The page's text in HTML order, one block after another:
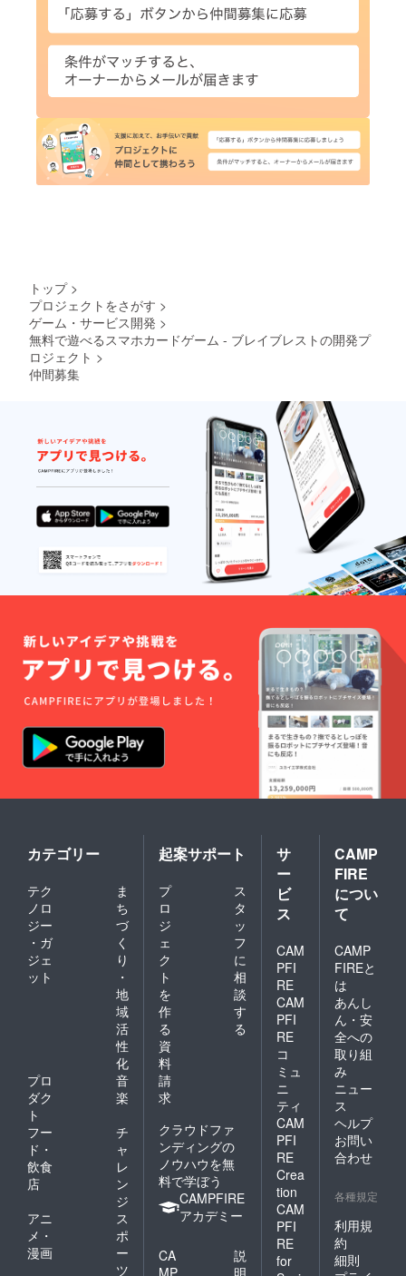
トップ >
プロジェクトをさがす >
ゲーム・サービス開発 >
無料で遊べるスマホカードゲーム - ブレイブレストの開発プ
ロジェクト >
仲間募集
カテゴリー
テク
ノロ
ジー
・ガ
ジェ
ット
ま
ち
づ
く
り
・
地
域
活
性
化
プロ
ダク
ト
音
楽
フー
ド・
飲食
店
チ
ャ
レ
ン
ジ
アニ
メ・
漫画
ス
ポ
ー
ツ
起案サポート
プ
ロ
ジ
ェ
ク
ト
を
作
る
ス
タ
ッ
フ
に
相
談
す
る
資
料
請
求
クラウドファ
ンディングの
ノウハウを無
料で学ぼう
CAMPFIRE
アカデミー
CA
MP
説
明
サ
ー
ビ
ス
CAM
PFI
RE
CAM
PFI
RE
コ
ミュ
ニ
ティ
CAM
PFI
RE
Crea
tion
CAM
PFI
RE
for
CAMP
FIRE
につい
て
CAMP
FIREと
は
あんし
ん・安
全への
取り組
み
ニュー
ス
ヘルプ
お問い
合わせ
各種規定
利用規
約
細則